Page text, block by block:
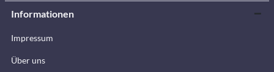
Informationen
Impressum
Über uns